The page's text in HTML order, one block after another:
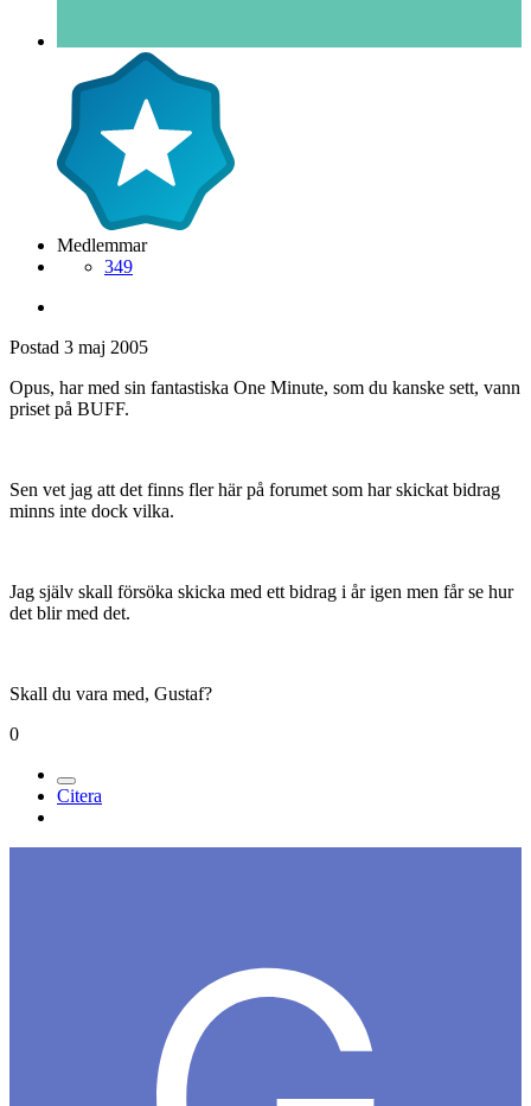
Medlemmar
349
Postad 3 maj 2005
Opus, har med sin fantastiska One Minute, som du kanske sett, vann
priset på BUFF.
Sen vet jag att det finns fler här på forumet som har skickat bidrag
minns inte dock vilka.
Jag själv skall försöka skicka med ett bidrag i år igen men får se hur
det blir med det.
Skall du vara med, Gustaf?
0
Citera